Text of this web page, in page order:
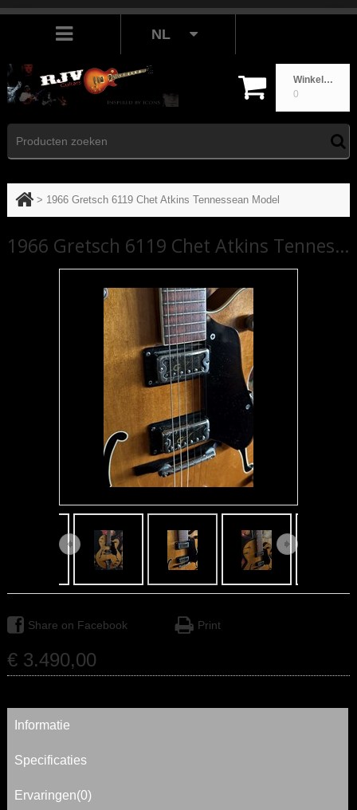
Winkelwagen
0
NL
> 1966 Gretsch 6119 Chet Atkins Tennessean Model
Share on Facebook Print
1966 Gretsch 6119 Chet Atkins Tennessean Model
€ 3.490,00
Informatie
Specificaties
Ervaringen(0)